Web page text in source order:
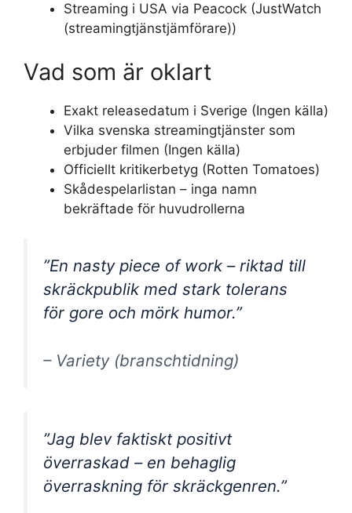
Streaming i USA via Peacock (JustWatch
(streamingtjänstjämförare))
Vad som är oklart
Exakt releasedatum i Sverige (Ingen källa)
Vilka svenska streamingtjänster som
erbjuder filmen (Ingen källa)
Officiellt kritikerbetyg (Rotten Tomatoes)
Skådespelarlistan – inga namn
bekräftade för huvudrollerna
”En nasty piece of work – riktad till
skräckpublik med stark tolerans
för gore och mörk humor.”
– Variety (branschtidning)
”Jag blev faktiskt positivt
överraskad – en behaglig
överraskning för skräckgenren.”